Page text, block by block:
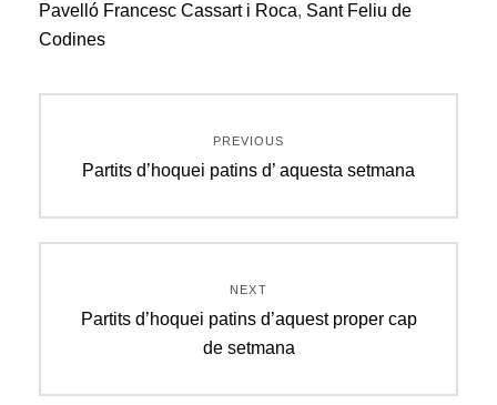
Pavelló Francesc Cassart i Roca, Sant Feliu de
Codines
d'entrades
PREVIOUS
Previous
Partits d’hoquei patins d’ aquesta setmana
NEXT
Next
Partits d’hoquei patins d’aquest proper cap
de setmana